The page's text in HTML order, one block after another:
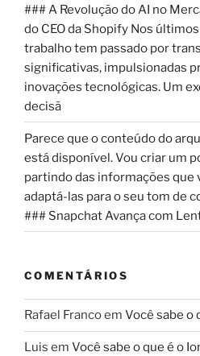
### A Revolução do AI no
do CEO da Shopify Nos
trabalho tem passado por
significativas, impulsionadas
inovações tecnológicas. Um
decisã
Parece que o conteúdo do
está disponível. Vou criar um
partindo das informações que
adaptá-las para o seu tom de
### Snapchat Avança com
COMENTÁRIOS
Rafael Francoem Você sabe o
Luis em Você sabe o que é o